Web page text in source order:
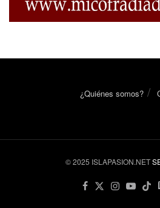
¿Quiénes somos?
© 2025 ISLAPASION.NET